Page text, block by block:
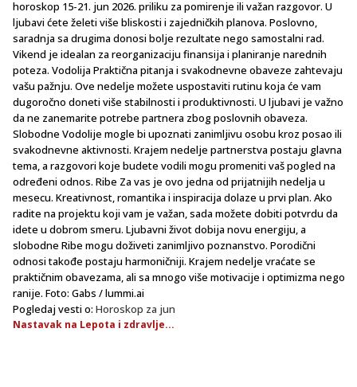
horoskop 15-21. jun 2026. priliku za pomirenje ili važan razgovor. U
ljubavi ćete želeti više bliskosti i zajedničkih planova. Poslovno,
saradnja sa drugima donosi bolje rezultate nego samostalni rad.
Vikend je idealan za reorganizaciju finansija i planiranje narednih
poteza. Vodolija Praktična pitanja i svakodnevne obaveze zahtevaju
vašu pažnju. Ove nedelje možete uspostaviti rutinu koja će vam
dugoročno doneti više stabilnosti i produktivnosti. U ljubavi je važno
da ne zanemarite potrebe partnera zbog poslovnih obaveza.
Slobodne Vodolije mogle bi upoznati zanimljivu osobu kroz posao ili
svakodnevne aktivnosti. Krajem nedelje partnerstva postaju glavna
tema, a razgovori koje budete vodili mogu promeniti vaš pogled na
određeni odnos. Ribe Za vas je ovo jedna od prijatnijih nedelja u
mesecu. Kreativnost, romantika i inspiracija dolaze u prvi plan. Ako
radite na projektu koji vam je važan, sada možete dobiti potvrdu da
idete u dobrom smeru. Ljubavni život dobija novu energiju, a
slobodne Ribe mogu doživeti zanimljivo poznanstvo. Porodični
odnosi takođe postaju harmoničniji. Krajem nedelje vraćate se
praktičnim obavezama, ali sa mnogo više motivacije i optimizma nego
ranije. Foto: Gabs / lummi.ai
Pogledaj vesti o: Horoskop za jun
Nastavak na Lepota i zdravlje...